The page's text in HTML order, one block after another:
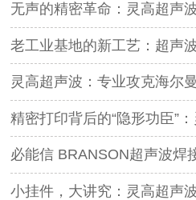
无声的精密革命：灵高超声波焊接
老工业基地的新工艺：超声波焊
灵高超声波：专业攻克海尔曼
精密打印背后的“隐形功臣”：灵高超声波
必能信 BRANSON超声波焊接继电器失效怎么
小挂件，大讲究：灵高超声波焊接